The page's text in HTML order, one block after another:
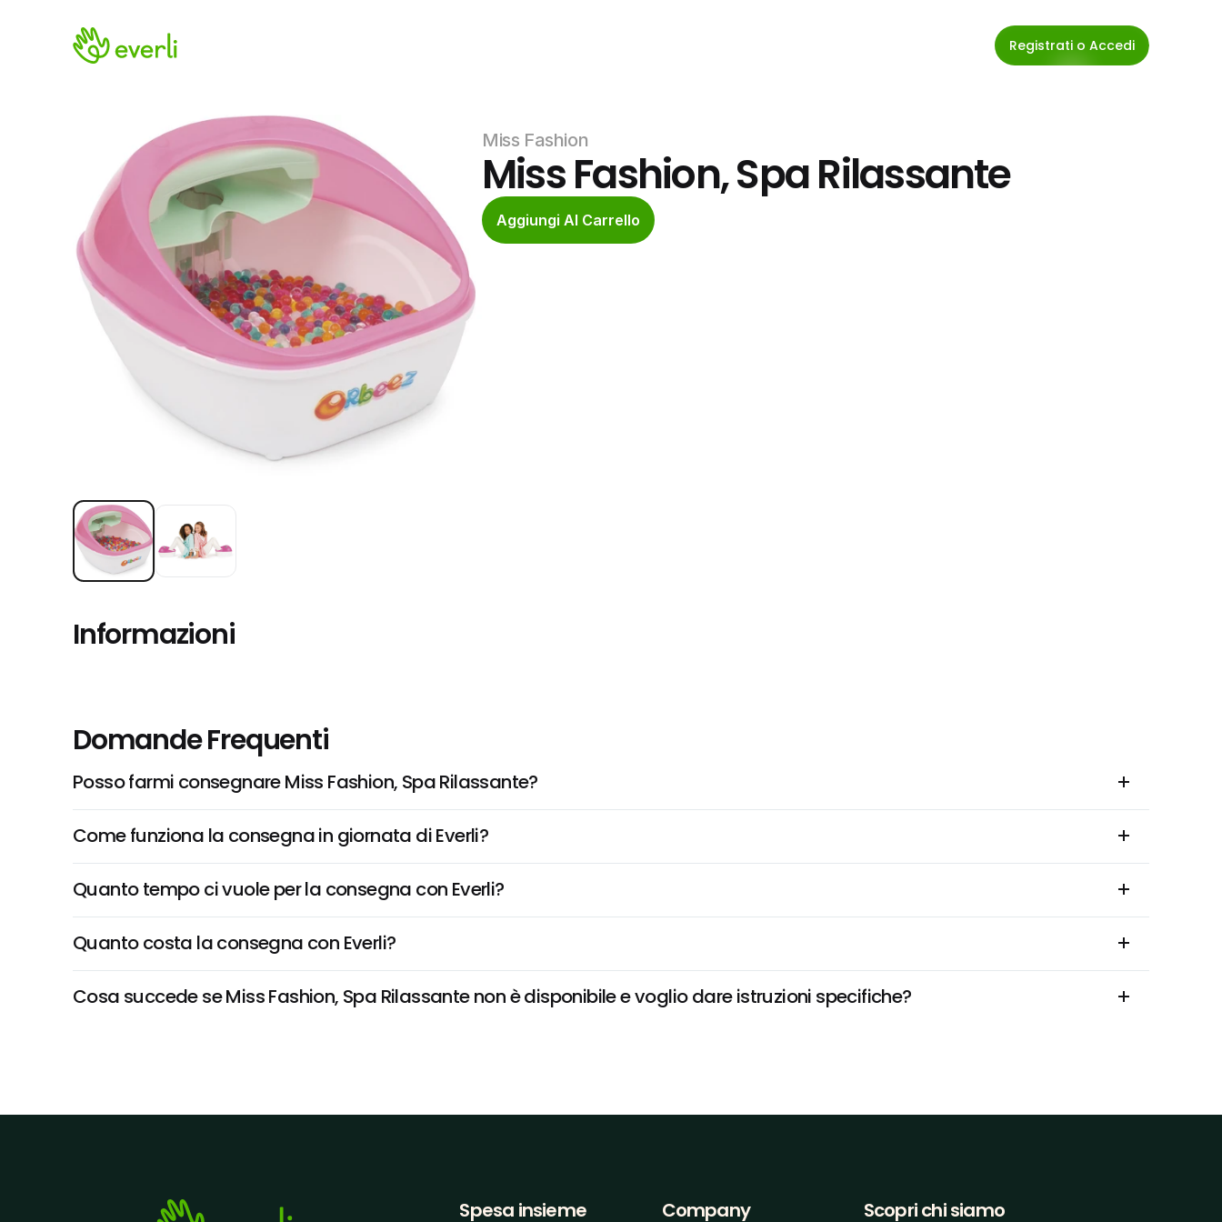
Registrati o Accedi
Miss Fashion
Miss Fashion, Spa Rilassante
Aggiungi Al Carrello
Informazioni
Domande Frequenti
Posso farmi consegnare Miss Fashion, Spa Rilassante?
Come funziona la consegna in giornata di Everli?
Quanto tempo ci vuole per la consegna con Everli?
Quanto costa la consegna con Everli?
Cosa succede se Miss Fashion, Spa Rilassante non è disponibile e voglio dare istruzioni specifiche?
Spesa insieme Company Scopri chi siamo